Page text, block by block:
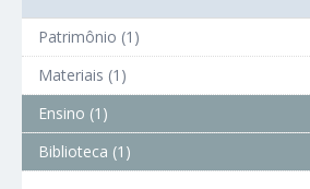
Patrimônio (1)
Materiais (1)
Ensino (1)
Biblioteca (1)